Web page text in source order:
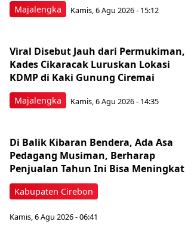
Majalengka Kamis, 6 Agu 2026 - 15:12
Majalengka
Viral Disebut Jauh dari Permukiman,
Kades Cikaracak Luruskan Lokasi
KDMP di Kaki Gunung Ciremai
Kamis, 6 Agu 2026 - 14:35
Kabupaten Cirebon
Di Balik Kibaran Bendera, Ada Asa
Pedagang Musiman, Berharap
Penjualan Tahun Ini Bisa Meningkat
Kamis, 6 Agu 2026 - 06:41